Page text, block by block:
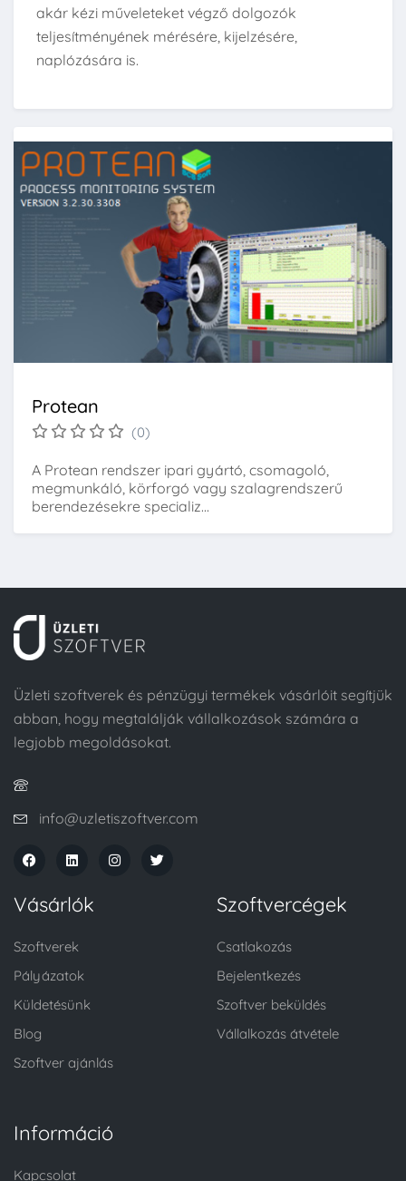
akár kézi műveleteket végző dolgozók
teljesítményének mérésére, kijelzésére,
naplózására is.
Protean
(0)
A Protean rendszer ipari gyártó, csomagoló,
megmunkáló, körforgó vagy szalagrendszerű
berendezésekre specializ...
Üzleti szoftverek és pénzügyi termékek vásárlóit segítjük
abban, hogy megtalálják vállalkozások számára a
legjobb megoldásokat.
info@uzletiszoftver.com
Vásárlók
Szoftverek
Pályázatok
Küldetésünk
Blog
Szoftver ajánlás
Szoftvercégek
Csatlakozás
Bejelentkezés
Szoftver beküldés
Vállalkozás átvétele
Információ
Kapcsolat